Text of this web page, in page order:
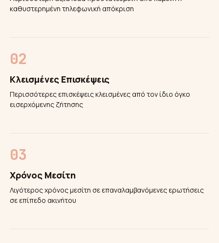
καθυστερημένη τηλεφωνική απόκριση
Κλεισμένες Επισκέψεις
Περισσότερες επισκέψεις κλεισμένες από τον ίδιο όγκο
εισερχόμενης ζήτησης
Χρόνος Μεσίτη
Λιγότερος χρόνος μεσίτη σε επαναλαμβανόμενες ερωτήσεις
σε επίπεδο ακινήτου